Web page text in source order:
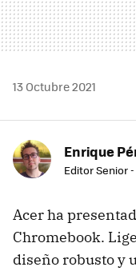
13 Octubre 2021
Enrique
Editor Senior
Acer ha
Chromebook.
diseño robusto y